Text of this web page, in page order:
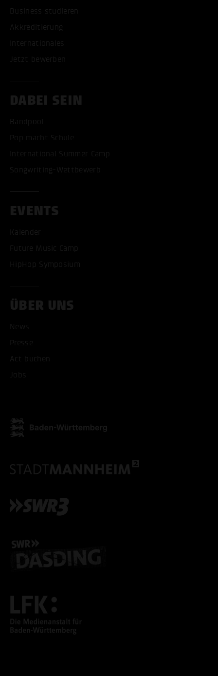
Business studieren
Akkreditierung
Internationales
Jetzt bewerben
DABEI SEIN
Bandpool
Pop macht Schule
International Summer Camp
Songwriting-Wettbewerb
EVENTS
Kalender
Future Music Camp
HipHop Symposium
ÜBER UNS
News
Presse
Act buchen
Jobs